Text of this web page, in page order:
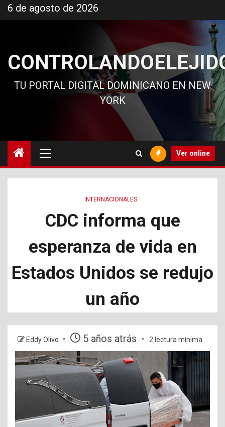
al
6 de agosto de 2026
TU PORTAL DIGITAL DOMINICANO EN NEW
YORK
principal
Ver online
INTERNACIONALES
CDC informa que
esperanza de vida en
Estados Unidos se redujo
un año
Eddy Olivo 5 años atrás 2 lectura mínima